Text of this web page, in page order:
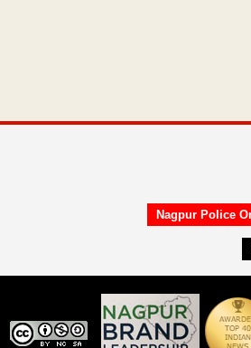
Nagpur Police